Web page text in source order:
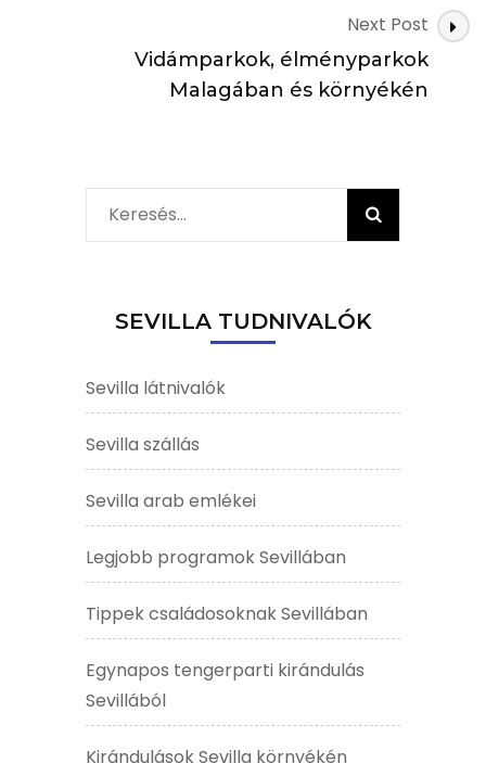
Next Post
Vidámparkok, élményparkok
Malagában és környékén
Keresés:
SEVILLA TUDNIVALÓK
Sevilla látnivalók
Sevilla szállás
Sevilla arab emlékei
Legjobb programok Sevillában
Tippek családosoknak Sevillában
Egynapos tengerparti kirándulás
Sevillából
Kirándulások Sevilla környékén